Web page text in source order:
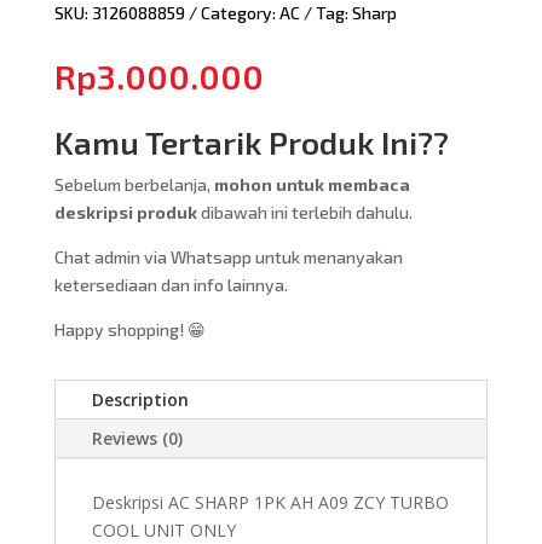
SKU: 3126088859 Category: AC Tag: Sharp
Rp3.000.000
Kamu Tertarik Produk Ini??
Sebelum berbelanja, mohon untuk membaca
deskripsi produkdibawah ini terlebih dahulu.
Chat admin via Whatsapp untuk menanyakan
ketersediaan dan info lainnya.
Happy shopping! 😁
Description
Reviews (0)
Deskripsi AC SHARP 1PK AH A09 ZCY TURBO
COOL UNIT ONLY